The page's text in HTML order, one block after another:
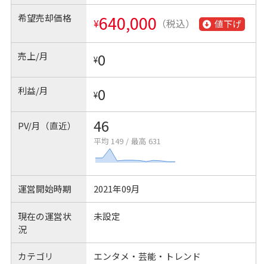
希望売却価格 ¥640,000 （税込） 値下げ
売上/月 ¥0
利益/月 ¥0
PV/月（直近） 46
平均 149 / 最高 631
運営開始時期 2021年09月
現在の運営状
況
未設定
カテゴリ エンタメ・芸能・トレンド